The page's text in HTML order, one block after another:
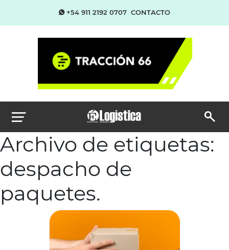
+54 911 2192 0707 CONTACTO
Archivo de etiquetas:
despacho de
paquetes.